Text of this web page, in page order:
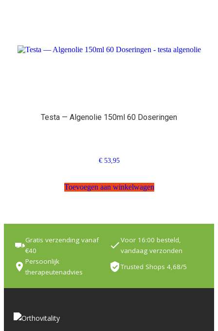
Testa — Algenolie 150ml 60 Doseringen
€53,95
Toevoegen aan winkelwagen
Gratis verzending vanaf
€40
Voor 16:00 besteld,
vandaag verzonden
Persoonlijk
therapeutenadvies
Trusted Shops 4,68/5